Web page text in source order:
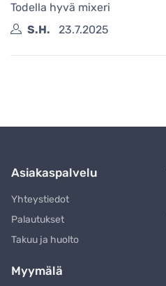
Todella hyvä mixeri
S.H.
23.7.2025
Asiakaspalvelu
Yhteystiedot
Palautukset
Takuu ja huolto
Myymälä